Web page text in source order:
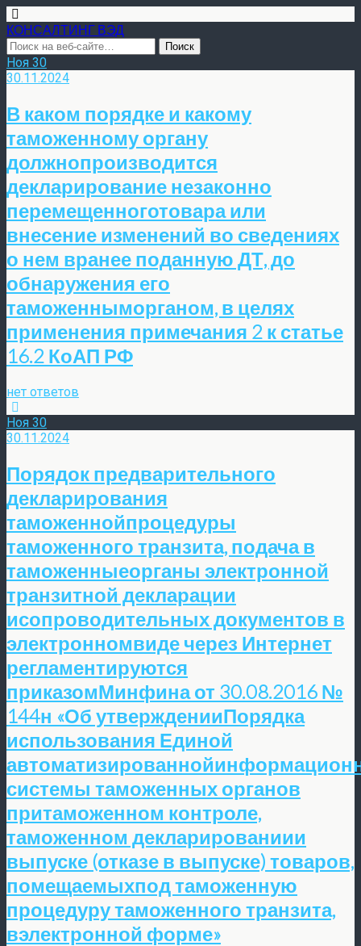
КОНСАЛТИНГ ВЭД
Ноя 30
30.11.2024
В каком порядке и какому
таможенному органу
должнопроизводится
декларирование незаконно
перемещенноготовара или
внесение изменений во сведениях
о нем вранее поданную ДТ, до
обнаружения его
таможенныморганом, в целях
применения примечания 2 к статье
16.2 КоАП РФ
нет ответов
Ноя 30
30.11.2024
Порядок предварительного
декларирования
таможеннойпроцедуры
таможенного транзита, подача в
таможенныеорганы электронной
транзитной декларации
исопроводительных документов в
электронномвиде через Интернет
регламентируются
приказомМинфина от 30.08.2016 №
144н «Об утвержденииПорядка
использования Единой
системы таможенных органов
притаможенном контроле,
таможенном декларированиии
выпуске (отказе в выпуске) товаров,
помещаемыхпод таможенную
процедуру таможенного транзита,
вэлектронной форме»